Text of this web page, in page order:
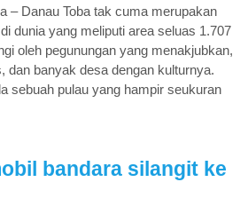
– Danau Toba tak cuma merupakan
dunia yang meliputi area seluas 1.707
oleh pegunungan yang menakjubkan,
dan banyak desa dengan kulturnya.
sebuah pulau yang hampir seukuran
bandara silangit ke
Onan Hasang, Tele & Sijama
Polan...
Onan Hasang, Tele & Sijama Polang